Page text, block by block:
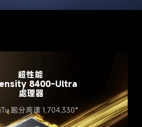
超性能
8400-Ultra
處理器
跑分高達 1,704,330*